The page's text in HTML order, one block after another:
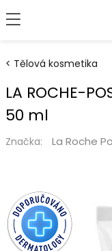
Tělová kosmetika
LA ROCHE-
50 ml
Značka: La Roche